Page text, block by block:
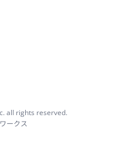
all rights reserved.
ークス